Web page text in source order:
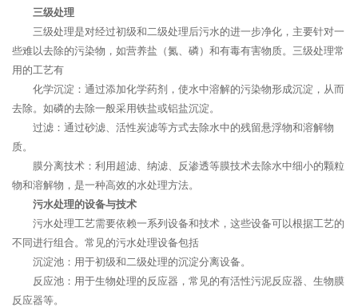
三级处理
三级处理是对经过初级和二级处理后污水的进一步净化，主要针对一
些难以去除的污染物，如营养盐（氮、磷）和有毒有害物质。三级处理常
用的工艺有
化学沉淀：通过添加化学药剂，使水中溶解的污染物形成沉淀，从而
去除。如磷的去除一般采用铁盐或铝盐沉淀。
过滤：通过砂滤、活性炭滤等方式去除水中的残留悬浮物和溶解物
质。
膜分离技术：利用超滤、纳滤、反渗透等膜技术去除水中细小的颗粒
物和溶解物，是一种高效的水处理方法。
污水处理的设备与技术
污水处理工艺需要依赖一系列设备和技术，这些设备可以根据工艺的
不同进行组合。常见的污水处理设备包括
沉淀池：用于初级和二级处理的沉淀分离设备。
反应池：用于生物处理的反应器，常见的有活性污泥反应器、生物膜
反应器等。